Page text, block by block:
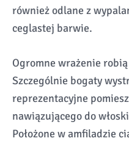
również odlane z
ceglastej barwie.
Ogromne wrażenie
Szczególnie bogaty
reprezentacyjne
nawiązującego do
Położone w amfiladzie